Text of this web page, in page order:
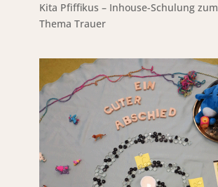
Kita Pfiffikus – Inhouse-Schulung zum
Thema Trauer